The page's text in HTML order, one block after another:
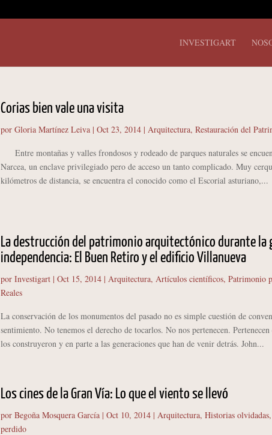
INVESTIGART
Corias bien vale una visita
por Gloria Martínez Leiva| Oct 23, 2014| Arquitectura, Restauración del
Entre montañas y valles frondosos y rodeado de parques naturales se
Narcea, un enclave privilegiado pero de acceso un tanto complicado. Muy
kilómetros de distancia, se encuentra el conocido como el Escorial asturiano,...
La destrucción del patrimonio arquitectónico durante la
independencia: El Buen Retiro y el edificio Villanueva
por Investigart| Oct 15, 2014| Arquitectura, Artículos científicos, Patrimonio
Reales
La conservación de los monumentos del pasado no es simple cuestión de
sentimiento. No tenemos el derecho de tocarlos. No nos pertenecen.
los construyeron y en parte a las generaciones que han de venir detrás. John...
Los cines de la Gran Vía: Lo que el viento se llevó
por Begoña Mosquera García| Oct 10, 2014| Arquitectura, Historias olvidadas,
perdido